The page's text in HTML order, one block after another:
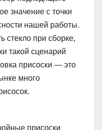
значение с точки
нашей работы.
стекло при сборке,
такой сценарий
присоски — это
много
присоски